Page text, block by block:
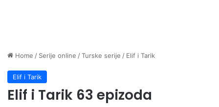
Home / Serije online /Turske serije / Elif i Tarik
Elif i Tarik
Elif i Tarik 63 epizoda